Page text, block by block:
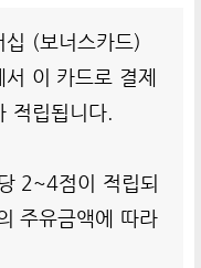
십 (보너스카드)
이 카드로 결제
적립됩니다.
2~4점이 적립되
주유금액에 따라